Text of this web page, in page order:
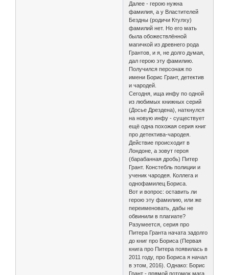
Далее - герою нужна
фамилия, а у Властителей
Бездны (родичи Ктулху)
фамилий нет. Но его мать
была обожествлённой
магичкой из древнего рода
Грантов, и я, не долго думая,
дал герою эту фамилию.
Получился персонаж по
имени Борис Грант, детектив
и чародей.
Сегодня, ища инфу по одной
из любимых книжных серий
(Досье Дрездена), наткнулся
на новую инфу - существует
ещё одна похожая серия книг
про детектива-чародея.
Действие происходит в
Лондоне, а зовут героя
(барабанная дробь) Питер
Грант. Констебль полиции и
ученик чародея. Коллега и
однофамилец Бориса.
Вот и вопрос: оставить ли
герою эту фамилию, или же
переименовать, дабы не
обвинили в плагиате?
Разумеется, серия про
Питера Гранта начата задолго
до книг про Бориса (Первая
книга про Питера появилась в
2011 году, про Бориса я начал
в этом, 2016). Однако: Борис
Грант - прямой потомок мага